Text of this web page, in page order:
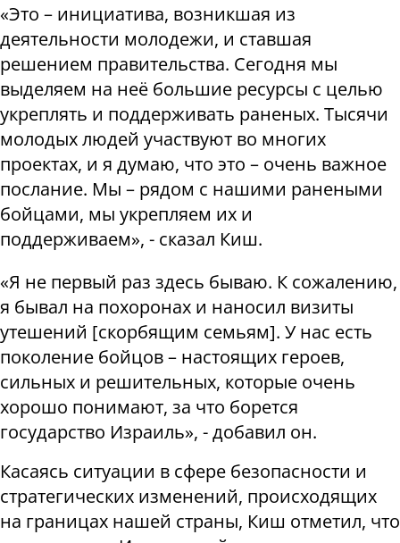
«Это – инициатива, возникшая из
деятельности молодежи, и ставшая
решением правительства. Сегодня мы
выделяем на неё большие ресурсы с целью
укреплять и поддерживать раненых. Тысячи
молодых людей участвуют во многих
проектах, и я думаю, что это – очень важное
послание. Мы – рядом с нашими ранеными
бойцами, мы укрепляем их и
поддерживаем», - сказал Киш.
«Я не первый раз здесь бываю. К сожалению,
я бывал на похоронах и наносил визиты
утешений [скорбящим семьям]. У нас есть
поколение бойцов – настоящих героев,
сильных и решительных, которые очень
хорошо понимают, за что борется
государство Израиль», - добавил он.
Касаясь ситуации в сфере безопасности и
стратегических изменений, происходящих
на границах нашей страны, Киш отметил, что